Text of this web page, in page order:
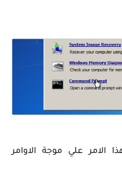
الامر علي موجة الاوامر